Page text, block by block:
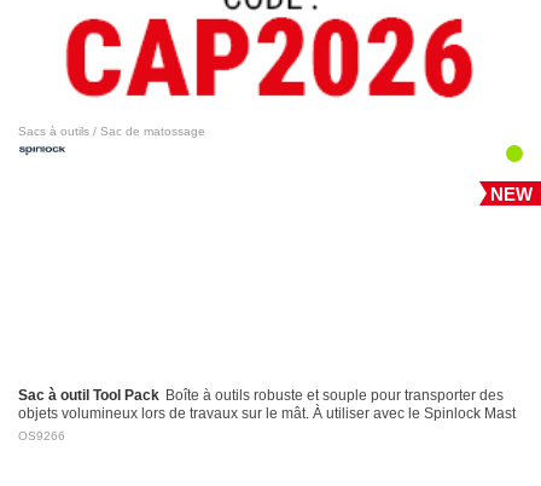
Sacs à outils / Sac de matossage
NEW
Sac à outil Tool Pack Boîte à outils robuste et souple pour transporter des
objets volumineux lors de travaux sur le mât. À utiliser avec le Spinlock Mast
Pro.
OS9266